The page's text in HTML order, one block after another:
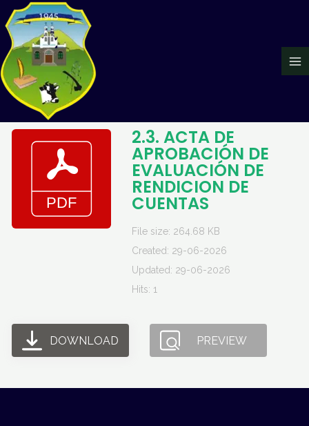
al
contenido
2.3. ACTA DE
APROBACIÓN DE
EVALUACIÓN DE
RENDICION DE
CUENTAS
File size: 264.68 KB
Created: 29-06-2026
Updated: 29-06-2026
Hits: 1
DOWNLOAD PREVIEW